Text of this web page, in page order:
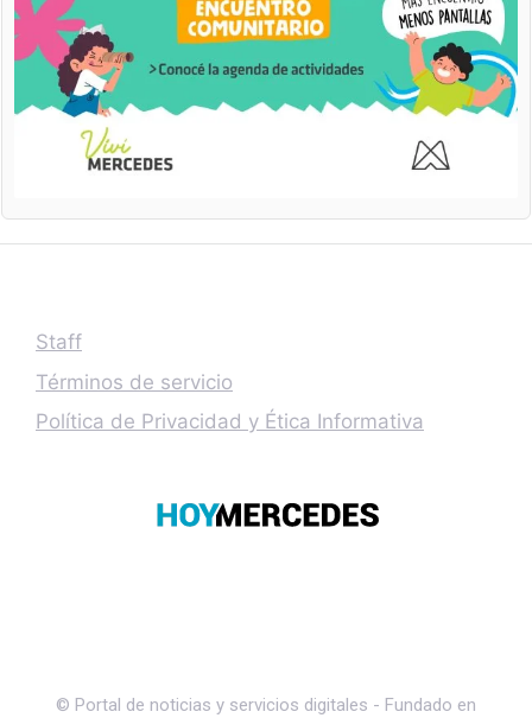
Staff
Términos de servicio
Política de Privacidad y Ética Informativa
© Portal de noticias y servicios digitales - Fundado en